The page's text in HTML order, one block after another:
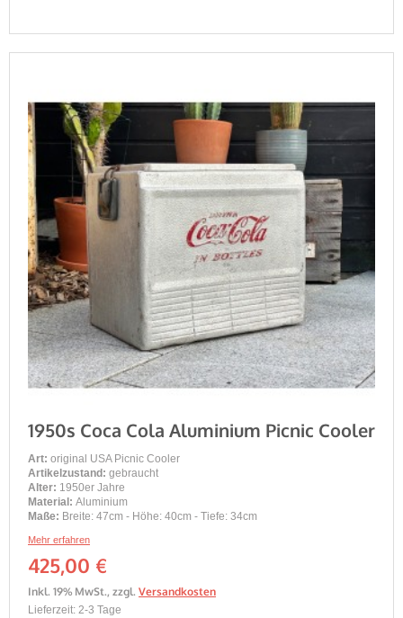
1950s Coca Cola Aluminium Picnic Cooler
Art: original USA Picnic Cooler
Artikelzustand: gebraucht
Alter: 1950er Jahre
Material: Aluminium
Maße: Breite: 47cm - Höhe: 40cm - Tiefe: 34cm
Mehr erfahren
425,00 €
Inkl. 19% MwSt., zzgl. Versandkosten
Lieferzeit: 2-3 Tage